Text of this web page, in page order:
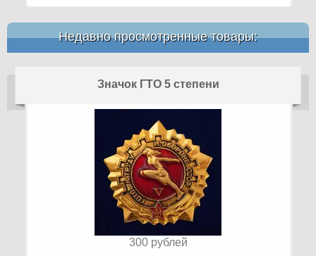
Недавно просмотренные товары:
Значок ГТО 5 степени
300 рублей